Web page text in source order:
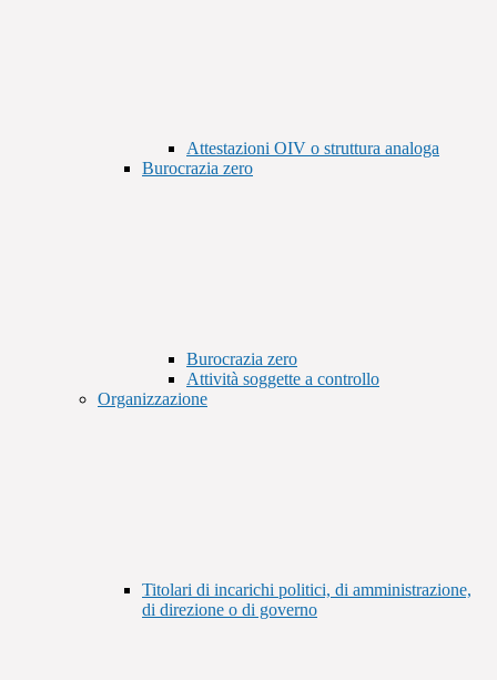
Attestazioni OIV o struttura analoga
Burocrazia zero
Burocrazia zero
Attività soggette a controllo
Organizzazione
Titolari di incarichi politici, di amministrazione,
di direzione o di governo